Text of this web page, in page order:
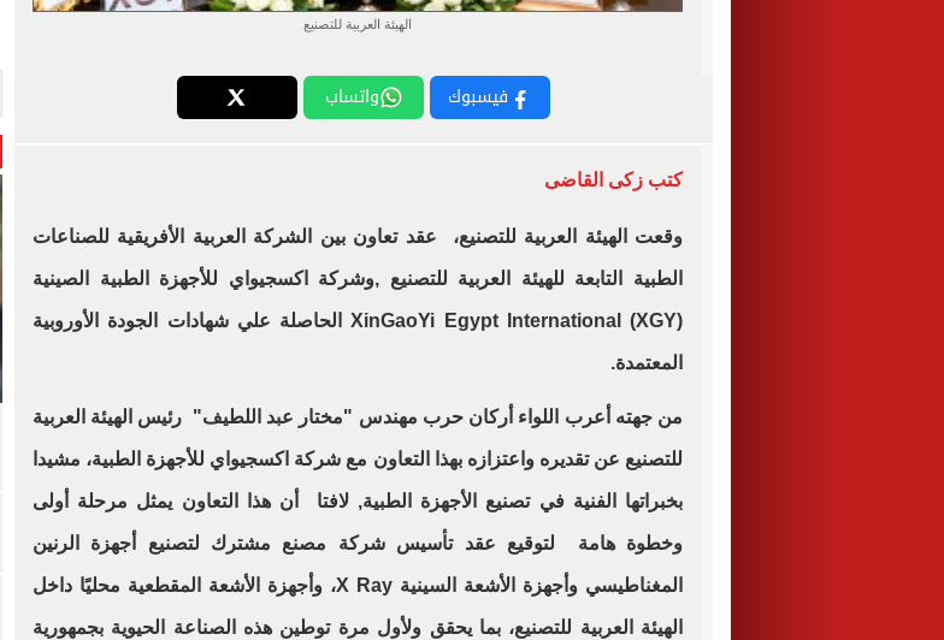
الهيئة العربية للتصنيع
فيسبوك واتساب
كتب زكى القاضى
وقعت الهيئة العربية للتصنيع، عقد تعاون بين الشركة العربية الأفريقية للصناعات
الطبية التابعة للهيئة العربية للتصنيع ,وشركة اكسجيواي للأجهزة الطبية الصينية
XinGaoYi Egypt International (XGY) الحاصلة علي شهادات الجودة الأوروبية
المعتمدة.
من جهته أعرب اللواء أركان حرب مهندس "مختار عبد اللطيف" رئيس الهيئة العربية
للتصنيع عن تقديره واعتزازه بهذا التعاون مع شركة اكسجيواي للأجهزة الطبية، مشيدا
بخبراتها الفنية في تصنيع الأجهزة الطبية, لافتا أن هذا التعاون يمثل مرحلة أولى
وخطوة هامة لتوقيع عقد تأسيس شركة مصنع مشترك لتصنيع أجهزة الرنين
المغناطيسي وأجهزة الأشعة السينية X Ray، وأجهزة الأشعة المقطعية محليًا داخل
الهيئة العربية للتصنيع، بما يحقق ولأول مرة توطين هذه الصناعة الحيوية بجمهورية